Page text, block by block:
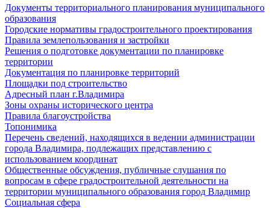
Документы территориального планирования муниципального
образования
Городские нормативы градостроительного проектирования
Правила землепользования и застройки
Решения о подготовке документации по планировке
территории
Документация по планировке территорий
Площадки под строительство
Адресный план г.Владимира
Зоны охраны исторического центра
Правила благоустройства
Топонимика
Перечень сведений, находящихся в ведении администрации
города Владимира, подлежащих представлению с
использованием координат
Общественные обсуждения, публичные слушания по
вопросам в сфере градостроительной деятельности на
территории муниципального образования город Владимир
Социальная сфера